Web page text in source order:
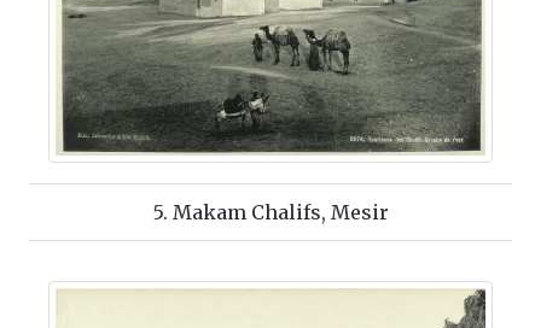
5. Makam Chalifs, Mesir